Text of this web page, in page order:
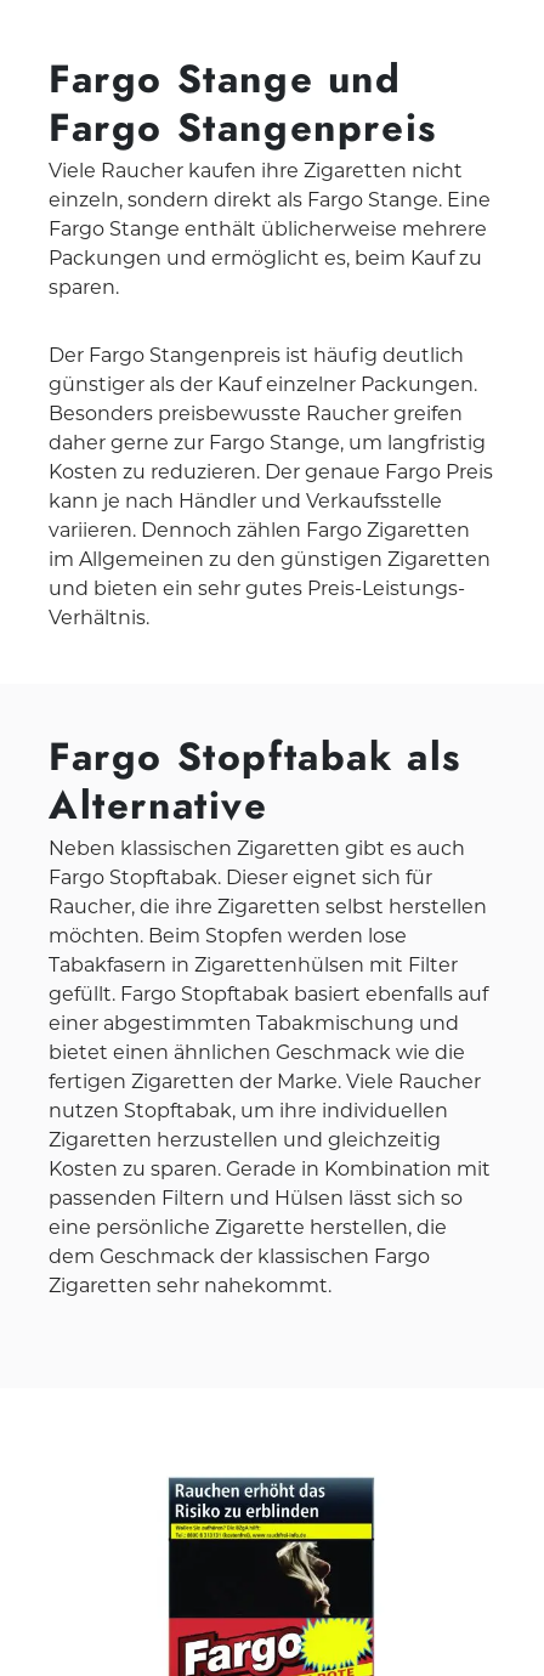
Fargo Stange und
Fargo Stangenpreis
Viele Raucher kaufen ihre Zigaretten nicht
einzeln, sondern direkt als Fargo Stange. Eine
Fargo Stange enthält üblicherweise mehrere
Packungen und ermöglicht es, beim Kauf zu
sparen.
Der Fargo Stangenpreis ist häufig deutlich
günstiger als der Kauf einzelner Packungen.
Besonders preisbewusste Raucher greifen
daher gerne zur Fargo Stange, um langfristig
Kosten zu reduzieren. Der genaue Fargo Preis
kann je nach Händler und Verkaufsstelle
variieren. Dennoch zählen Fargo Zigaretten
im Allgemeinen zu den günstigen Zigaretten
und bieten ein sehr gutes Preis-Leistungs-
Verhältnis.
Fargo Stopftabak als
Alternative
Neben klassischen Zigaretten gibt es auch
Fargo Stopftabak. Dieser eignet sich für
Raucher, die ihre Zigaretten selbst herstellen
möchten. Beim Stopfen werden lose
Tabakfasern in Zigarettenhülsen mit Filter
gefüllt. Fargo Stopftabak basiert ebenfalls auf
einer abgestimmten Tabakmischung und
bietet einen ähnlichen Geschmack wie die
fertigen Zigaretten der Marke. Viele Raucher
nutzen Stopftabak, um ihre individuellen
Zigaretten herzustellen und gleichzeitig
Kosten zu sparen. Gerade in Kombination mit
passenden Filtern und Hülsen lässt sich so
eine persönliche Zigarette herstellen, die
dem Geschmack der klassischen Fargo
Zigaretten sehr nahekommt.